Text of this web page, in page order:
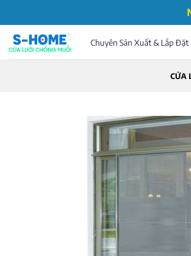
dung
Chuyên Sản Xuất & Lắp
CỬA